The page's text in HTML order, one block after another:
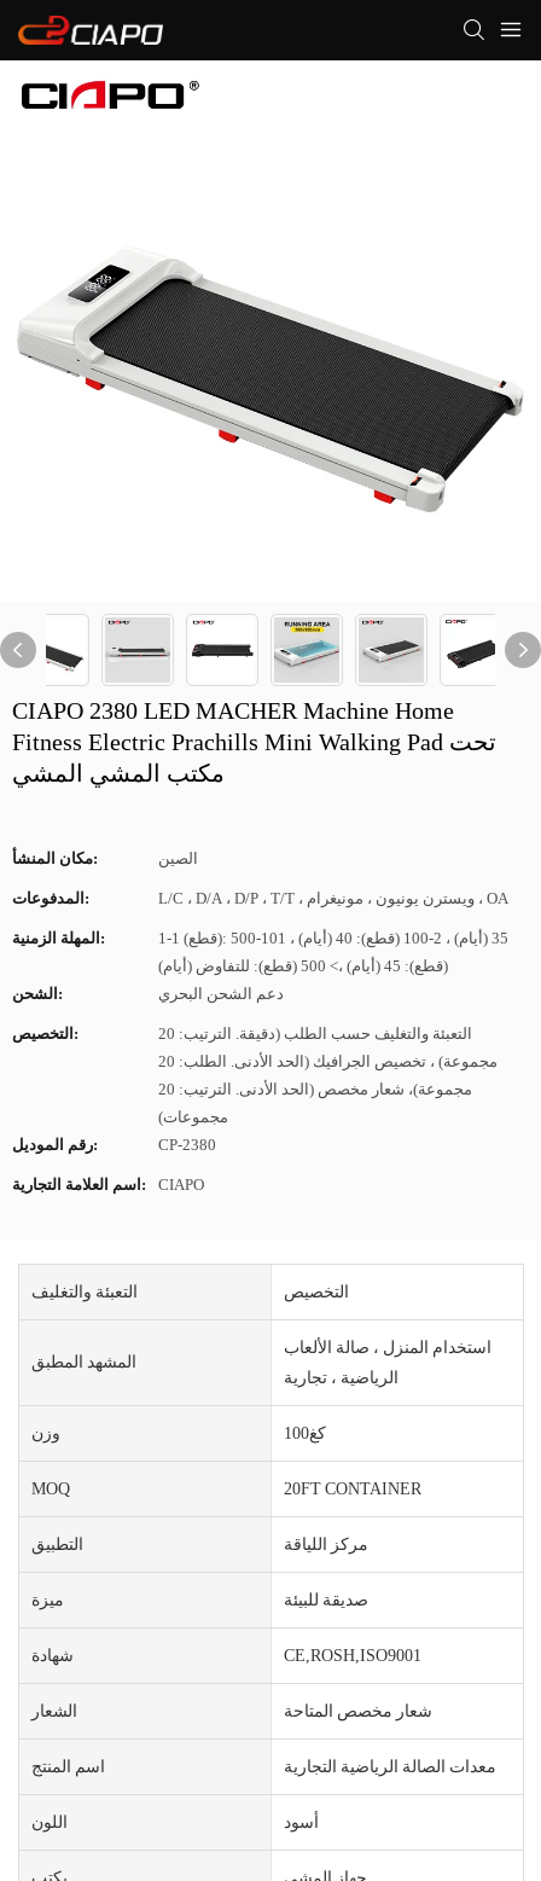
CIAPO 2380 LED MACHER Machine Home
Fitness Electric Prachills Mini Walking Pad تحت
مكتب المشي المشي
مكان المنشأ: الصين
المدفوعات: L/C ، D/A ، D/P ، T/T ، ويسترن يونيون ، مونيغرام ، OA
المهلة الزمنية:
1-1 (قطع): 35 (أيام) ، 2-100 (قطع): 40 (أيام) ، 101-500
(قطع): 45 (أيام) ،> 500 (قطع): للتفاوض (أيام)
الشحن:
دعم الشحن البحري
التخصيص:
التعبئة والتغليف حسب الطلب (دقيقة. الترتيب: 20
مجموعة) ، تخصيص الجرافيك (الحد الأدنى. الطلب: 20
مجموعة)، شعار مخصص (الحد الأدنى. الترتيب: 20
مجموعات)
رقم الموديل:
CP-2380
اسم العلامة التجارية: CIAPO
التعبئة والتغليف التخصيص
المشهد المطبق
استخدام المنزل ، صالة الألعاب
الرياضية ، تجارية
وزن كغ100
MOQ 20FT CONTAINER
التطبيق مركز اللياقة
ميزة صديقة للبيئة
شهادة CE,ROSH,ISO9001
الشعار شعار مخصص المتاحة
اسم المنتج معدات الصالة الرياضية التجارية
اللون أسود